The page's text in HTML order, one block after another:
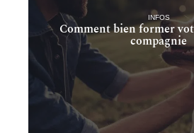
INFOS
Comment bien former
compagnie